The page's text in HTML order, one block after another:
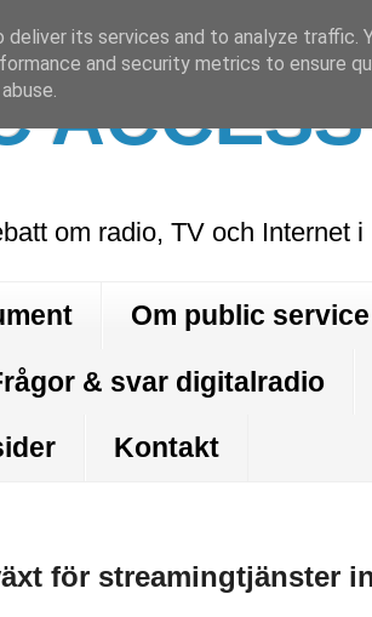
om radio, TV och Internet
Om public service
& svar digitalradio
Kontakt
för streamingtjänster
its services and to analyze traffic.
and security metrics to ensure